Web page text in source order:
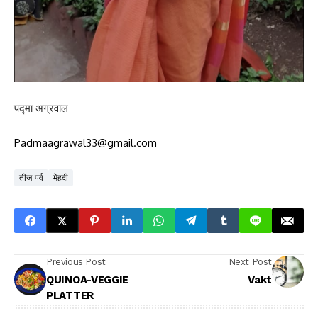
पद्मा अग्रवाल
Padmaagrawal33@gmail.com
तीज पर्व मेंहदी
Previous Post
QUINOA-VEGGIE
PLATTER
Next Post
Vakt